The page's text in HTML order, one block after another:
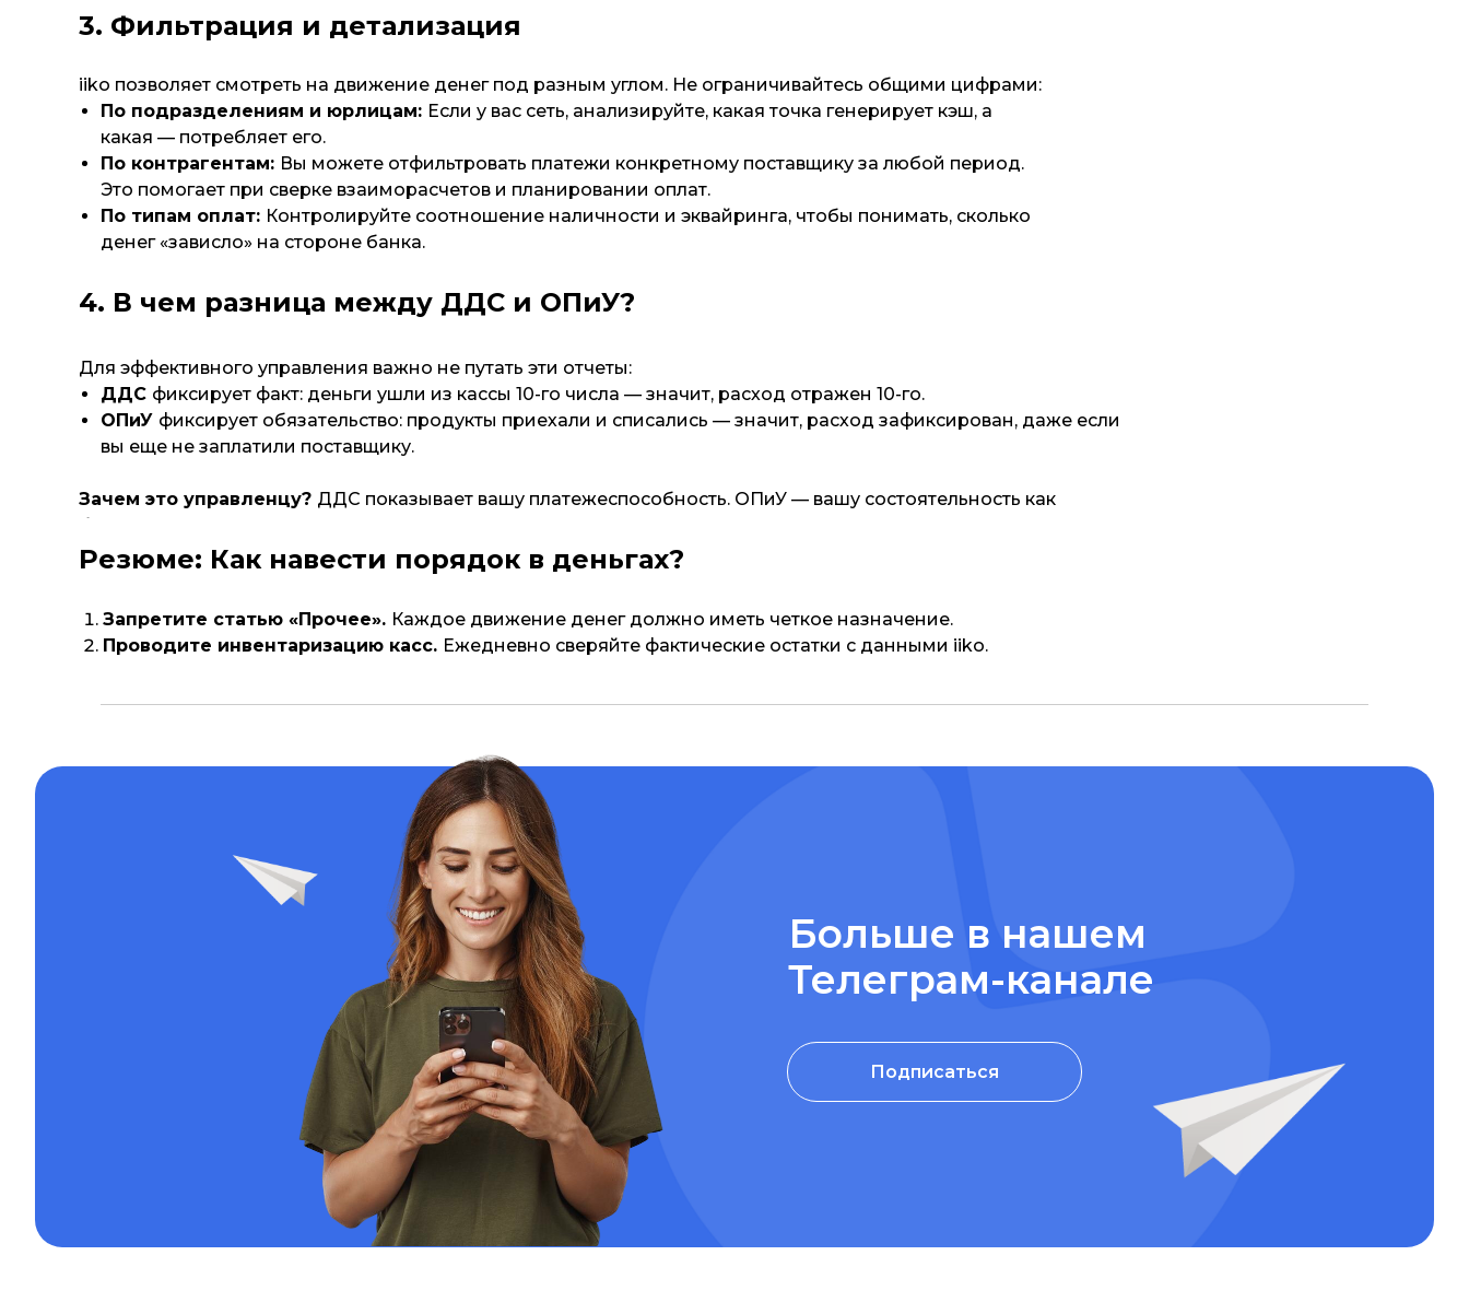
3. Фильтрация и детализация
iiko позволяет смотреть на движение денег под разным углом. Не ограничивайтесь общими цифрами:
По подразделениям и юрлицам: Если у вас сеть, анализируйте, какая точка генерирует кэш, а
какая — потребляет его.
По контрагентам: Вы можете отфильтровать платежи конкретному поставщику за любой период.
Это помогает при сверке взаиморасчетов и планировании оплат.
По типам оплат: Контролируйте соотношение наличности и эквайринга, чтобы понимать, сколько
денег «зависло» на стороне банка.
4. В чем разница между ДДС и ОПиУ?
Для эффективного управления важно не путать эти отчеты:
ДДС фиксирует факт: деньги ушли из кассы 10-го числа — значит, расход отражен 10-го.
ОПиУ фиксирует обязательство: продукты приехали и списались — значит, расход зафиксирован, даже если
вы еще не заплатили поставщику.
Зачем это управленцу? ДДС показывает вашу платежеспособность. ОПиУ — вашу состоятельность как
бизнеса.
Резюме: Как навести порядок в деньгах?
Запретите статью «Прочее». Каждое движение денег должно иметь четкое назначение.
Проводите инвентаризацию касс. Ежедневно сверяйте фактические остатки с данными iiko.
Больше в нашем
Телеграм-канале
Подписаться